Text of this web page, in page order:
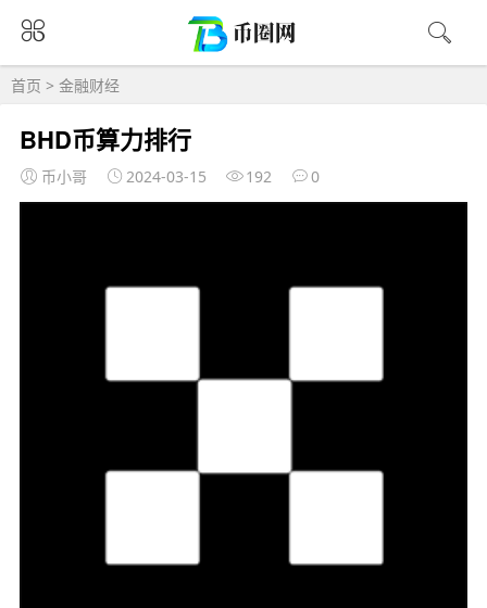
首页 > 金融财经
BHD币算力排行
币小哥 2024-03-15 192 0